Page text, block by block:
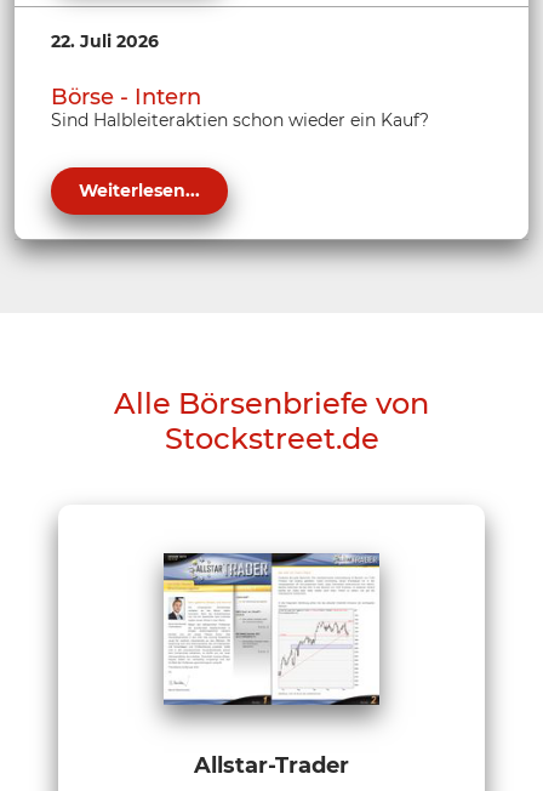
22. Juli 2026
Börse - Intern
Sind Halbleiteraktien schon wieder ein Kauf?
Weiterlesen...
Alle Börsenbriefe von
Stockstreet.de
Allstar-Trader